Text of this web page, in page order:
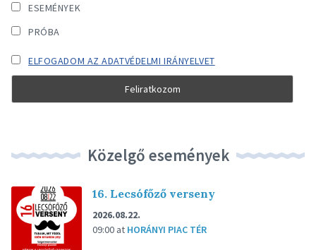
ESEMÉNYEK
PRÓBA
ELFOGADOM AZ ADATVÉDELMI IRÁNYELVET
Közelgő események
16. Lecsófőző verseny
2026.08.22.
09:00 at HORÁNYI PIAC TÉR